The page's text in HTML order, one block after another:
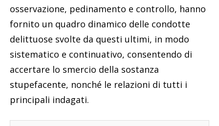
osservazione, pedinamento e controllo, hanno
fornito un quadro dinamico delle condotte
delittuose svolte da questi ultimi, in modo
sistematico e continuativo, consentendo di
accertare lo smercio della sostanza
stupefacente, nonché le relazioni di tutti i
principali indagati.